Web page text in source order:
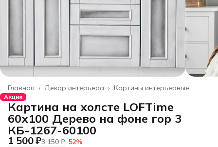
Картины интерьерные
Декор интерьера ›
Главная ›
Акция
Картина на холсте LOFTime
60х100 Дерево на фоне гор 3
КБ-1267-60100
1 500 ₽3 150 ₽−52%